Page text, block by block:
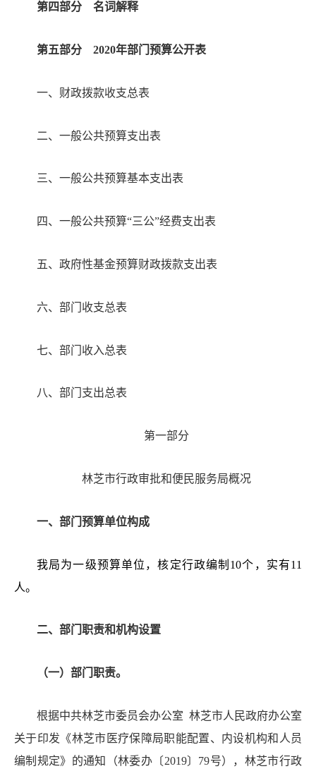
第四部分 名词解释
第五部分 2020年部门预算公开表
一、财政拨款收支总表
二、一般公共预算支出表
三、一般公共预算基本支出表
四、一般公共预算“三公”经费支出表
五、政府性基金预算财政拨款支出表
六、部门收支总表
七、部门收入总表
八、部门支出总表
第一部分
林芝市行政审批和便民服务局概况
一、部门预算单位构成
我局为一级预算单位，核定行政编制 10个，实有11
人。
二、部门职责和机构设置
（一）部门职责。
根据中共林芝市委员会办公室 林芝市人民政府办公室
关于印发《林芝市医疗保障局职能配置、内设机构和人员
编制规定》的通知（林委办〔2019〕 79号），林芝市行政